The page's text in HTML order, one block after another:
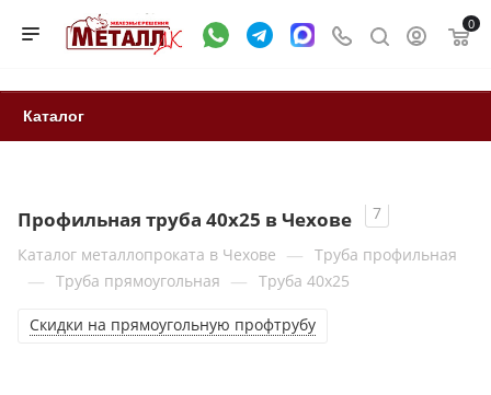
0
Каталог
Профильная труба 40x25 в Чехове
7
Каталог металлопроката в Чехове — Труба профильная
— Труба прямоугольная — Труба 40x25
Скидки на прямоугольную профтрубу